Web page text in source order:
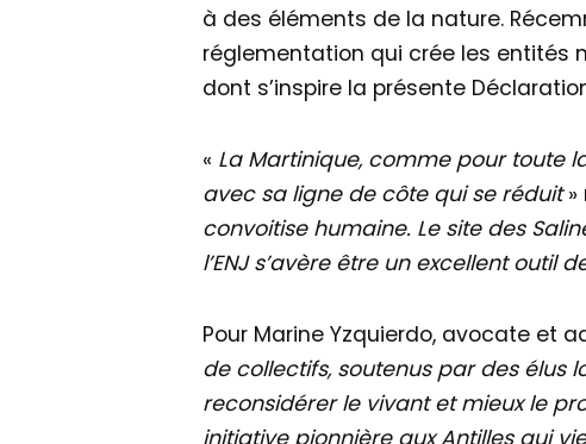
à des éléments de la nature.
réglementation qui crée les entités
dont s’inspire la présente
« La Martinique, comme pour toute
avec sa ligne de côte qui se réduit
convoitise humaine. Le site des
l’ENJ s’avère être un excellent
Pour Marine Yzquierdo, avocate et
de collectifs, soutenus par des élus
reconsidérer le vivant et mieux le
initiative pionnière aux Antilles qui